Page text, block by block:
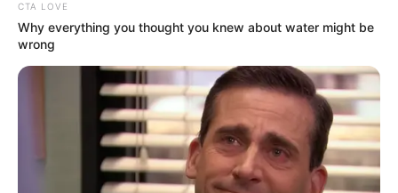
ACTIVAR AHORA
TEMAS DESTACADOS
CTA LOVE
Why everything you thought you knew about water might be
wrong